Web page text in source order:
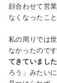
顔合わせて営
なくなったこ
私の周りでは
なかったのです
てきていました
ろう」みたい